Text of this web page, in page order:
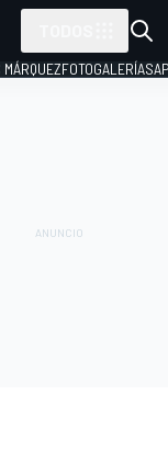
MÁRQUEZFOTOGALERÍAS